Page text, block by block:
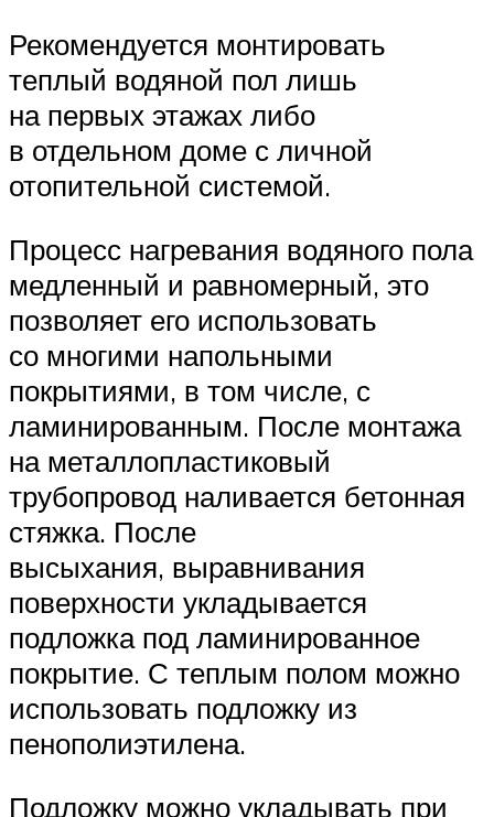
Рекомендуется монтировать
теплый водяной пол лишь
на первых этажах либо
в отдельном доме с личной
отопительной системой.
Процесс нагревания водяного пола
медленный и равномерный, это
позволяет его использовать
со многими напольными
покрытиями, в том числе, с
ламинированным. После монтажа
на металлопластиковый
трубопровод наливается бетонная
стяжка. После
высыхания, выравнивания
поверхности укладывается
подложка под ламинированное
покрытие. С теплым полом можно
использовать подложку из
пенополиэтилена.
Подложку можно укладывать при